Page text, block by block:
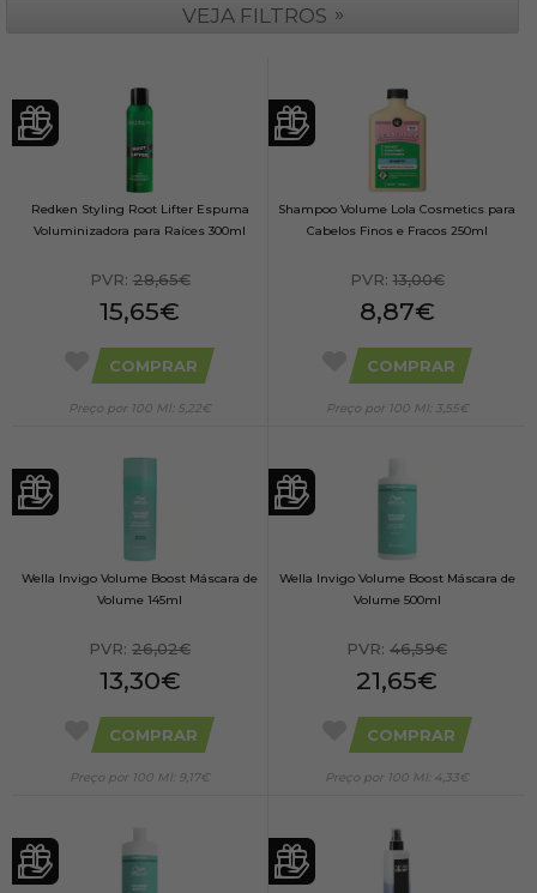
VEJA FILTROS »
Redken Styling Root Lifter Espuma
Voluminizadora para Raíces 300ml
PVR:28,65€
15,65€
COMPRAR
Preço por 100 Ml: 5,22€
Shampoo Volume Lola Cosmetics para
Cabelos Finos e Fracos 250ml
PVR:13,00€
8,87€
COMPRAR
Preço por 100 Ml: 3,55€
Wella Invigo Volume Boost Máscara de
Volume 145ml
PVR: 26,02€
13,30€
COMPRAR
Preço por 100 Ml: 9,17€
Wella Invigo Volume Boost Máscara de
Volume 500ml
PVR: 46,59€
21,65€
COMPRAR
Preço por 100 Ml: 4,33€